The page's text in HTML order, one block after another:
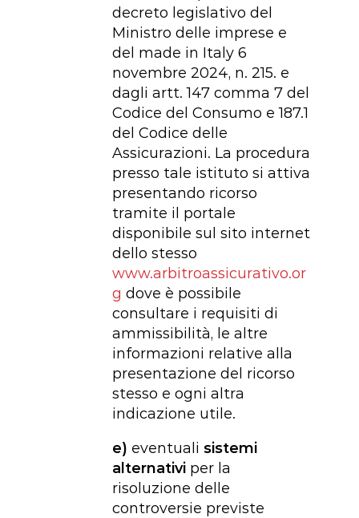
decreto legislativo del
Ministro delle imprese e
del made in Italy 6
novembre 2024, n. 215. e
dagli artt. 147 comma 7 del
Codice del Consumo e 187.1
del Codice delle
Assicurazioni. La procedura
presso tale istituto si attiva
presentando ricorso
tramite il portale
disponibile sul sito internet
dello stesso
www.arbitroassicurativo.or
g dove è possibile
consultare i requisiti di
ammissibilità, le altre
informazioni relative alla
presentazione del ricorso
stesso e ogni altra
indicazione utile.
e) eventuali sistemi
alternativi per la
risoluzione delle
controversie previste